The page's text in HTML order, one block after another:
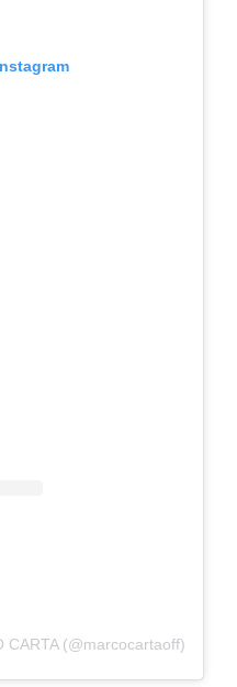
CARTA (@marcocartaoff)